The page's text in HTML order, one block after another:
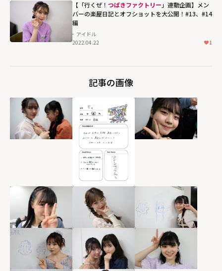
【「行くぜ！ つばきファクトリー 」連動企画】メン
バーの楽屋日記とオフショットを大公開！#13、#14
編
アイドル
2022.04.22
1
記事の画像